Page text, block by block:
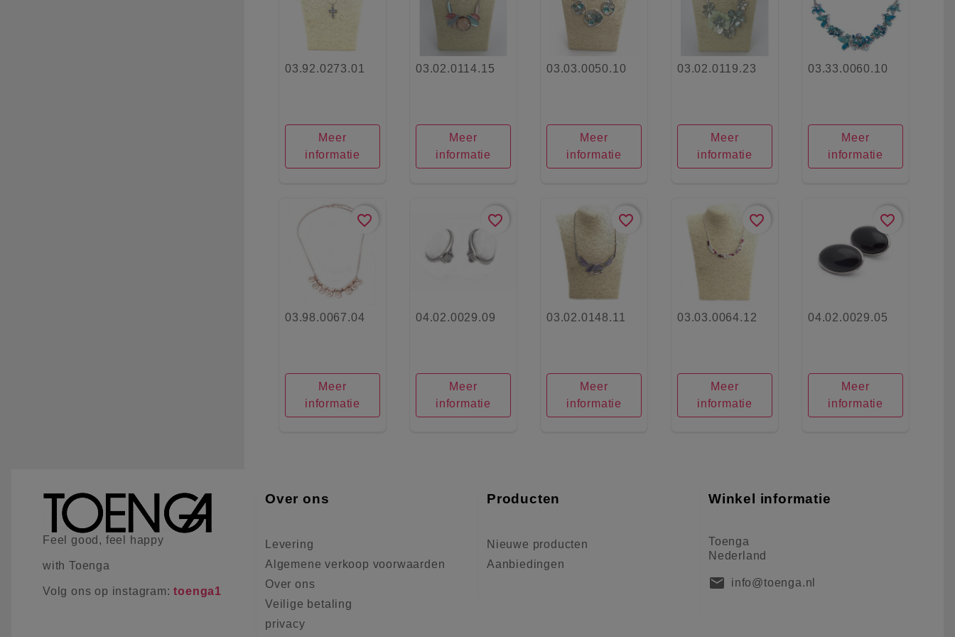
03.92.0273.01
Meer
informatie
03.02.0114.15
Meer
informatie
03.03.0050.10
Meer
informatie
03.02.0119.23
Meer
informatie
03.33.0060.10
Meer
informatie
favorite_border
03.98.0067.04
Meer
informatie
favorite_border
04.02.0029.09
Meer
informatie
favorite_border
03.02.0148.11
Meer
informatie
favorite_border
03.03.0064.12
Meer
informatie
favorite_border
04.02.0029.05
Meer
informatie
Feel good, feel happy
with Toenga
Volg ons op instagram:toenga1
Over ons
Levering
Algemene verkoop voorwaarden
Over ons
Veilige betaling
privacy
Producten
Nieuwe producten
Aanbiedingen
Winkel informatie
Toenga
Nederland
mail info@toenga.nl